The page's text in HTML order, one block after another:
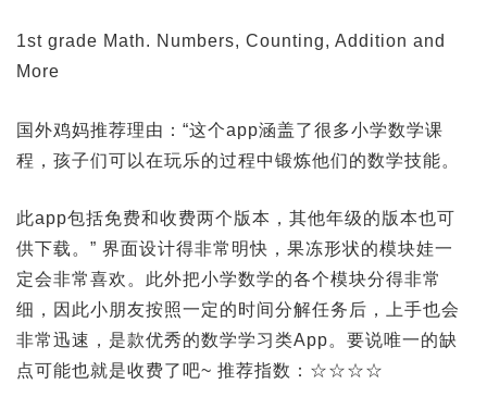
1st grade Math. Numbers, Counting, Addition and
More
国外鸡妈推荐理由：“这个app涵盖了很多小学数学课
程，孩子们可以在玩乐的过程中锻炼他们的数学技能。
此app包括免费和收费两个版本，其他年级的版本也可
供下载。” 界面设计得非常明快，果冻形状的模块娃一
定会非常喜欢。此外把小学数学的各个模块分得非常
细，因此小朋友按照一定的时间分解任务后，上手也会
非常迅速，是款优秀的数学学习类App。要说唯一的缺
点可能也就是收费了吧~ 推荐指数：☆☆☆☆